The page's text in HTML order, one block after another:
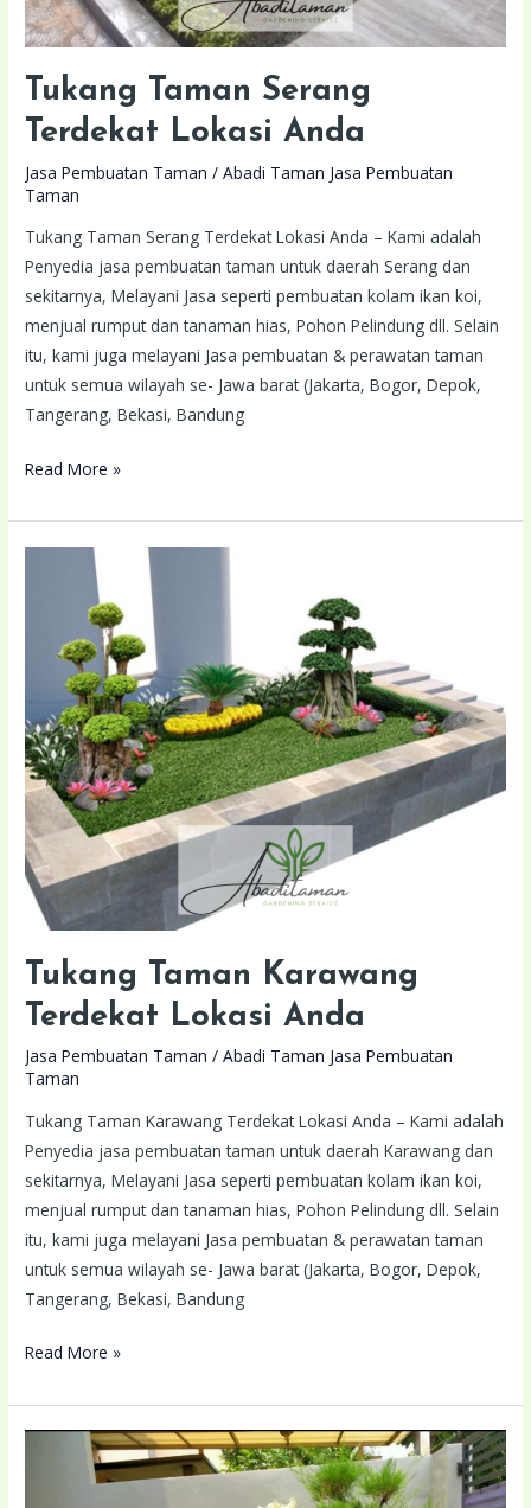
Tukang Taman Serang
Terdekat Lokasi Anda
Jasa Pembuatan Taman /Abadi Taman Jasa Pembuatan
Taman
Tukang Taman Serang Terdekat Lokasi Anda – Kami adalah
Penyedia jasa pembuatan taman untuk daerah Serang dan
sekitarnya, Melayani Jasa seperti pembuatan kolam ikan koi,
menjual rumput dan tanaman hias, Pohon Pelindung dll. Selain
itu, kami juga melayani Jasa pembuatan & perawatan taman
untuk semua wilayah se- Jawa barat (Jakarta, Bogor, Depok,
Tangerang, Bekasi, Bandung
Read More »
Tukang Taman Karawang
Terdekat Lokasi Anda
Jasa Pembuatan Taman /Abadi Taman Jasa Pembuatan
Taman
Tukang Taman Karawang Terdekat Lokasi Anda – Kami adalah
Penyedia jasa pembuatan taman untuk daerah Karawang dan
sekitarnya, Melayani Jasa seperti pembuatan kolam ikan koi,
menjual rumput dan tanaman hias, Pohon Pelindung dll. Selain
itu, kami juga melayani Jasa pembuatan & perawatan taman
untuk semua wilayah se- Jawa barat (Jakarta, Bogor, Depok,
Tangerang, Bekasi, Bandung
Karawang
Terdekat
Lokasi
Anda
Read More »